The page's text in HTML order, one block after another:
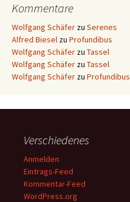
Kommentare
Wolfgang Schäfer zu Serenes
Alfred Biesel zu Profundibus
Wolfgang Schäfer zu Tassel
Wolfgang Schäfer zu Tassel
Wolfgang Schäfer zu Profundibus
Verschiedenes
Anmelden
Eintrags-Feed
Kommentar-Feed
WordPress.org